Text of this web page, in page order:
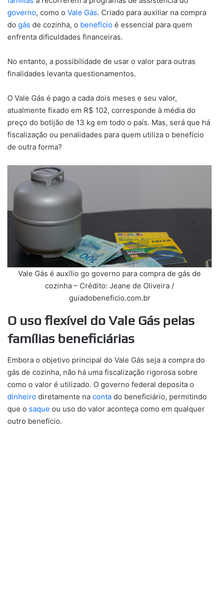
governo, como o Vale Gás. Criado para auxiliar na compra
do gás de cozinha, o benefício é essencial para quem
enfrenta dificuldades financeiras.
No entanto, a possibilidade de usar o valor para outras
finalidades levanta questionamentos.
O Vale Gás é pago a cada dois meses e seu valor,
atualmente fixado em R$ 102, corresponde à média do
preço do botijão de 13 kg em todo o país. Mas, será que há
fiscalização ou penalidades para quem utiliza o benefício
de outra forma?
Vale Gás é auxílio go governo para compra de gás de
cozinha – Crédito: Jeane de Oliveira /
guiadobeneficio.com.br
O uso flexível do Vale Gás pelas
famílias beneficiárias
Embora o objetivo principal do Vale Gás seja a compra do
gás de cozinha, não há uma fiscalização rigorosa sobre
como o valor é utilizado. O governo federal deposita o
dinheiro diretamente na conta do beneficiário, permitindo
que o saque ou uso do valor aconteça como em qualquer
outro benefício.